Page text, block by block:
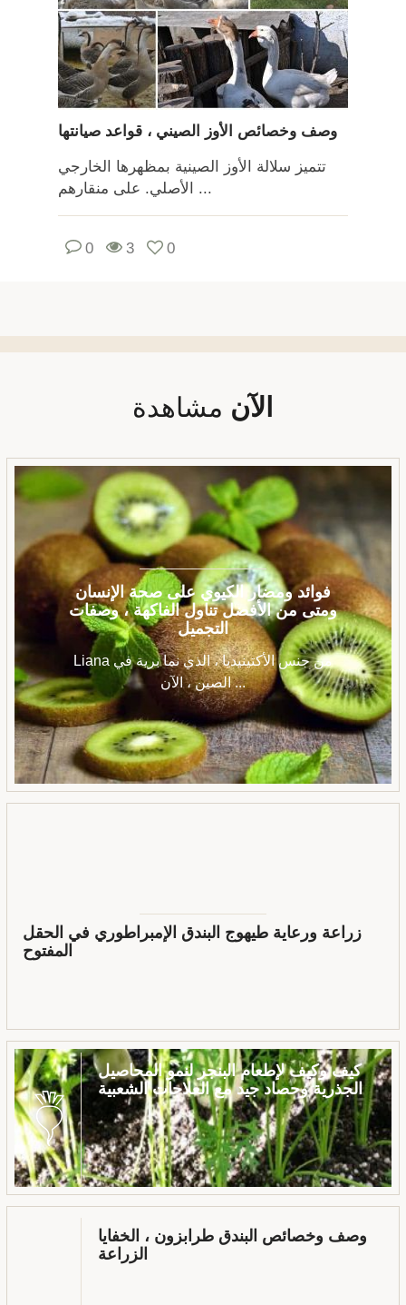
وصف وخصائص الأوز الصيني ، قواعد صيانتها
تتميز سلالة الأوز الصينية بمظهرها الخارجي
الأصلي. على منقارهم ...
0 3 0
الآن مشاهدة
فوائد ومضار الكيوي على صحة الإنسان
ومتى من الأفضل تناول الفاكهة ، وصفات
التجميل
Liana من جنس الأكتينيديا ، الذي نما برية في
الصين ، الآن ...
زراعة ورعاية طيهوج البندق الإمبراطوري في الحقل
المفتوح
كيف وكيف لإطعام البنجر لنمو المحاصيل
الجذرية وحصاد جيد مع العلاجات الشعبية
وصف وخصائص البندق طرابزون ، الخفايا
الزراعة